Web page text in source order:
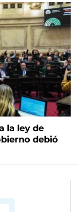
la ley de
debió